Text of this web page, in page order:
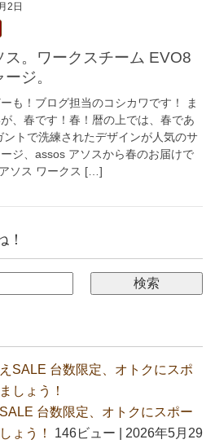
2日
ジ。
も！ブログ担当のコシカワです！ ま
、春です！春！暦の上では、春であ
ントで洗練されたデザインが人気のサ
ジ、assos アソスから春のお届けで
ソス ワークス […]
！
台数限定、オトクにスポー
ょう！
146ビュー
2026年5月29